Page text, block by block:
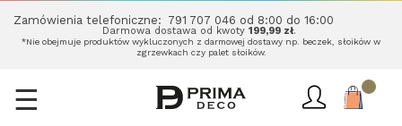
Zamówienia telefoniczne: 791 707 046 od 8:00 do 16:00
Darmowa dostawa od kwoty 199,99 zł.
*Nie obejmuje produktów wykluczonych z darmowej dostawy np. beczek, słoików w
zgrzewkach czy palet słoików.
Toggle
☰